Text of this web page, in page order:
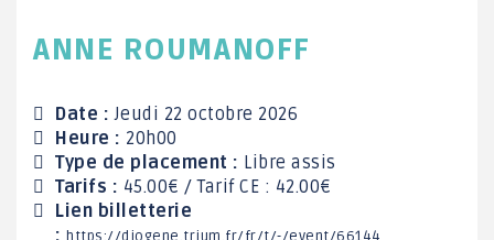
ANNE ROUMANOFF
Date : Jeudi 22 octobre 2026
Heure : 20h00
Type de placement : Libre assis
Tarifs : 45.00€ / Tarif CE : 42.00€
Lien billetterie
: https://diogene.trium.fr/fr/t/-/event/66144